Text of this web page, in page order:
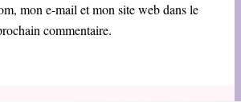
mon e-mail et mon site web dans le
commentaire.